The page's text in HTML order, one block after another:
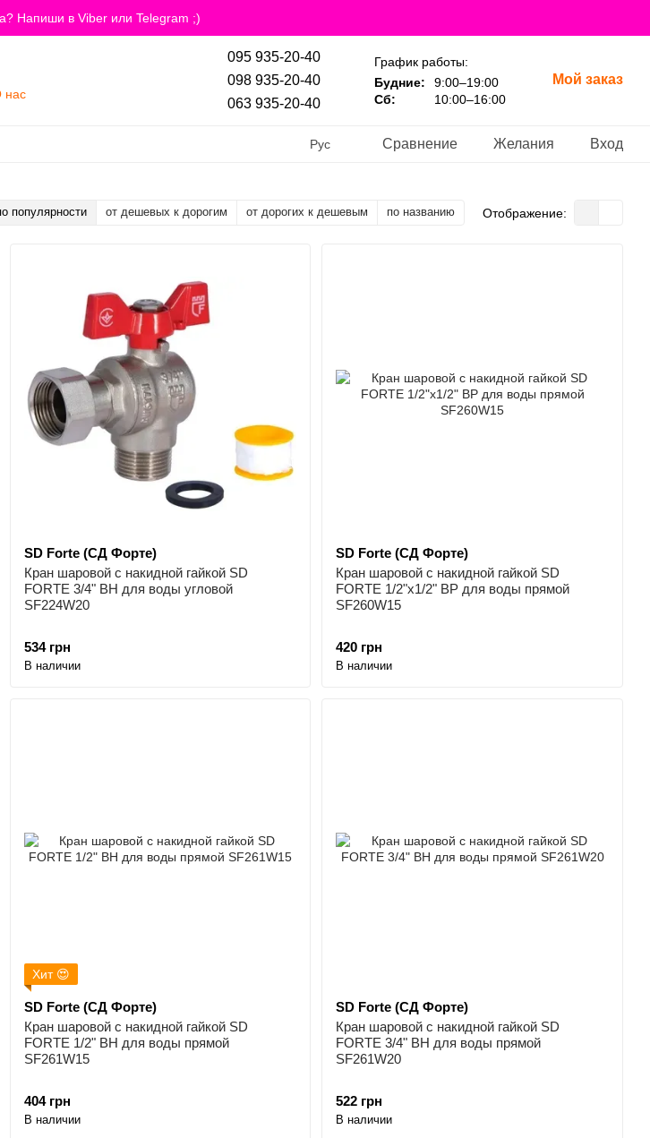
Напиши в Viber или Telegram ;)
нас
095 935-20-40
098 935-20-40
063 935-20-40
График работы:
Будние:
9:00–19:00
Сб:
10:00–16:00
Мой заказ
Рус Сравнение Желания Вход
популярности от дешевых к дорогим от дорогих к дешевым по названию Отображение:
SD Forte (СД Форте)
Кран шаровой с накидной гайкой SD
FORTE 3/4" ВН для воды угловой
SF224W20
534 грн
В наличии
SD Forte (СД Форте)
Кран шаровой с накидной гайкой SD
FORTE 1/2"х1/2" ВР для воды прямой
SF260W15
420 грн
В наличии
Хит 😍
SD Forte (СД Форте)
Кран шаровой с накидной гайкой SD
FORTE 1/2" ВН для воды прямой
SF261W15
404 грн
В наличии
SD Forte (СД Форте)
Кран шаровой с накидной гайкой SD
FORTE 3/4" ВН для воды прямой
SF261W20
522 грн
В наличии